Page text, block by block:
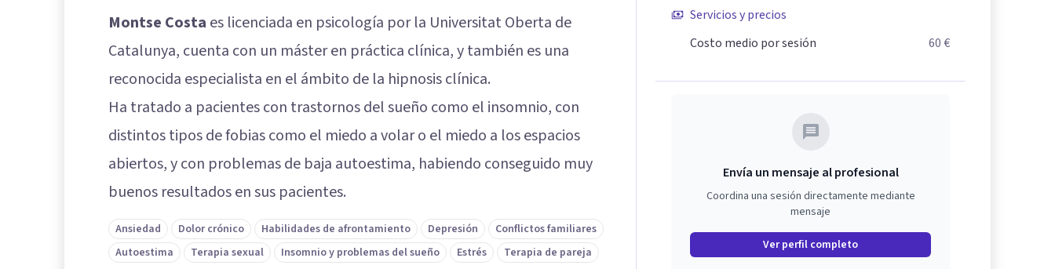
Montse Costa es licenciada en psicología por la Universitat Oberta de
Catalunya, cuenta con un máster en práctica clínica, y también es una
reconocida especialista en el ámbito de la hipnosis clínica.
Ha tratado a pacientes con trastornos del sueño como el insomnio, con
distintos tipos de fobias como el miedo a volar o el miedo a los espacios
abiertos, y con problemas de baja autoestima, habiendo conseguido muy
buenos resultados en sus pacientes.
Ansiedad Dolor crónico Habilidades de afrontamiento Depresión
Conflictos familiares
Autoestima
Terapia sexual Insomnio y problemas del sueño Estrés Terapia de pareja
Servicios y precios
Costo medio por sesión
60 €
Envía un mensaje al profesional
Coordina una sesión directamente mediante
mensaje
Ver perfil completo